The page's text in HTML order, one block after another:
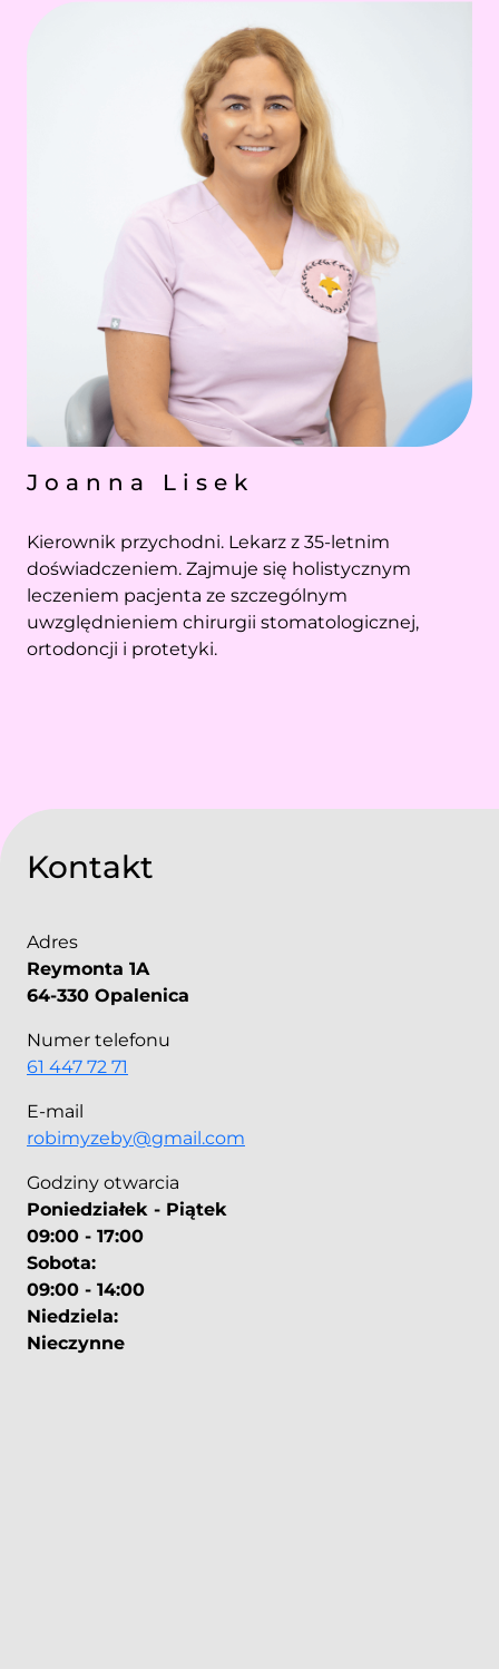
Joanna Lisek
Kierownik przychodni. Lekarz z 35-letnim
doświadczeniem. Zajmuje się holistycznym
leczeniem pacjenta ze szczególnym
uwzględnieniem chirurgii stomatologicznej,
ortodoncji i protetyki.
Kontakt
Adres
Reymonta 1A
64-330 Opalenica
Numer telefonu
61 447 72 71
E-mail
robimyzeby@gmail.com
Godziny otwarcia
Poniedziałek - Piątek
09:00 - 17:00
Sobota:
09:00 - 14:00
Niedziela:
Nieczynne